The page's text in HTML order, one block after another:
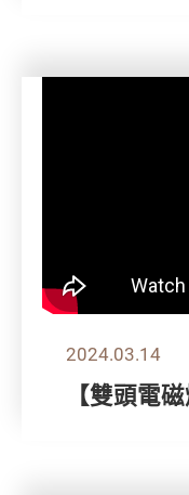
2024.03.14
【雙頭電